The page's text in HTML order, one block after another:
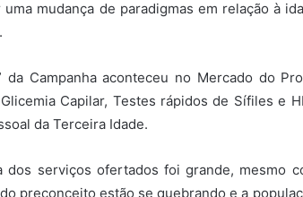
uma mudança de paradigmas em relação à
da Campanha aconteceu no Mercado do
Capilar, Testes rápidos de Sífiles e
da Terceira Idade.
dos serviços ofertados foi grande, mesmo
preconceito estão se quebrando e a